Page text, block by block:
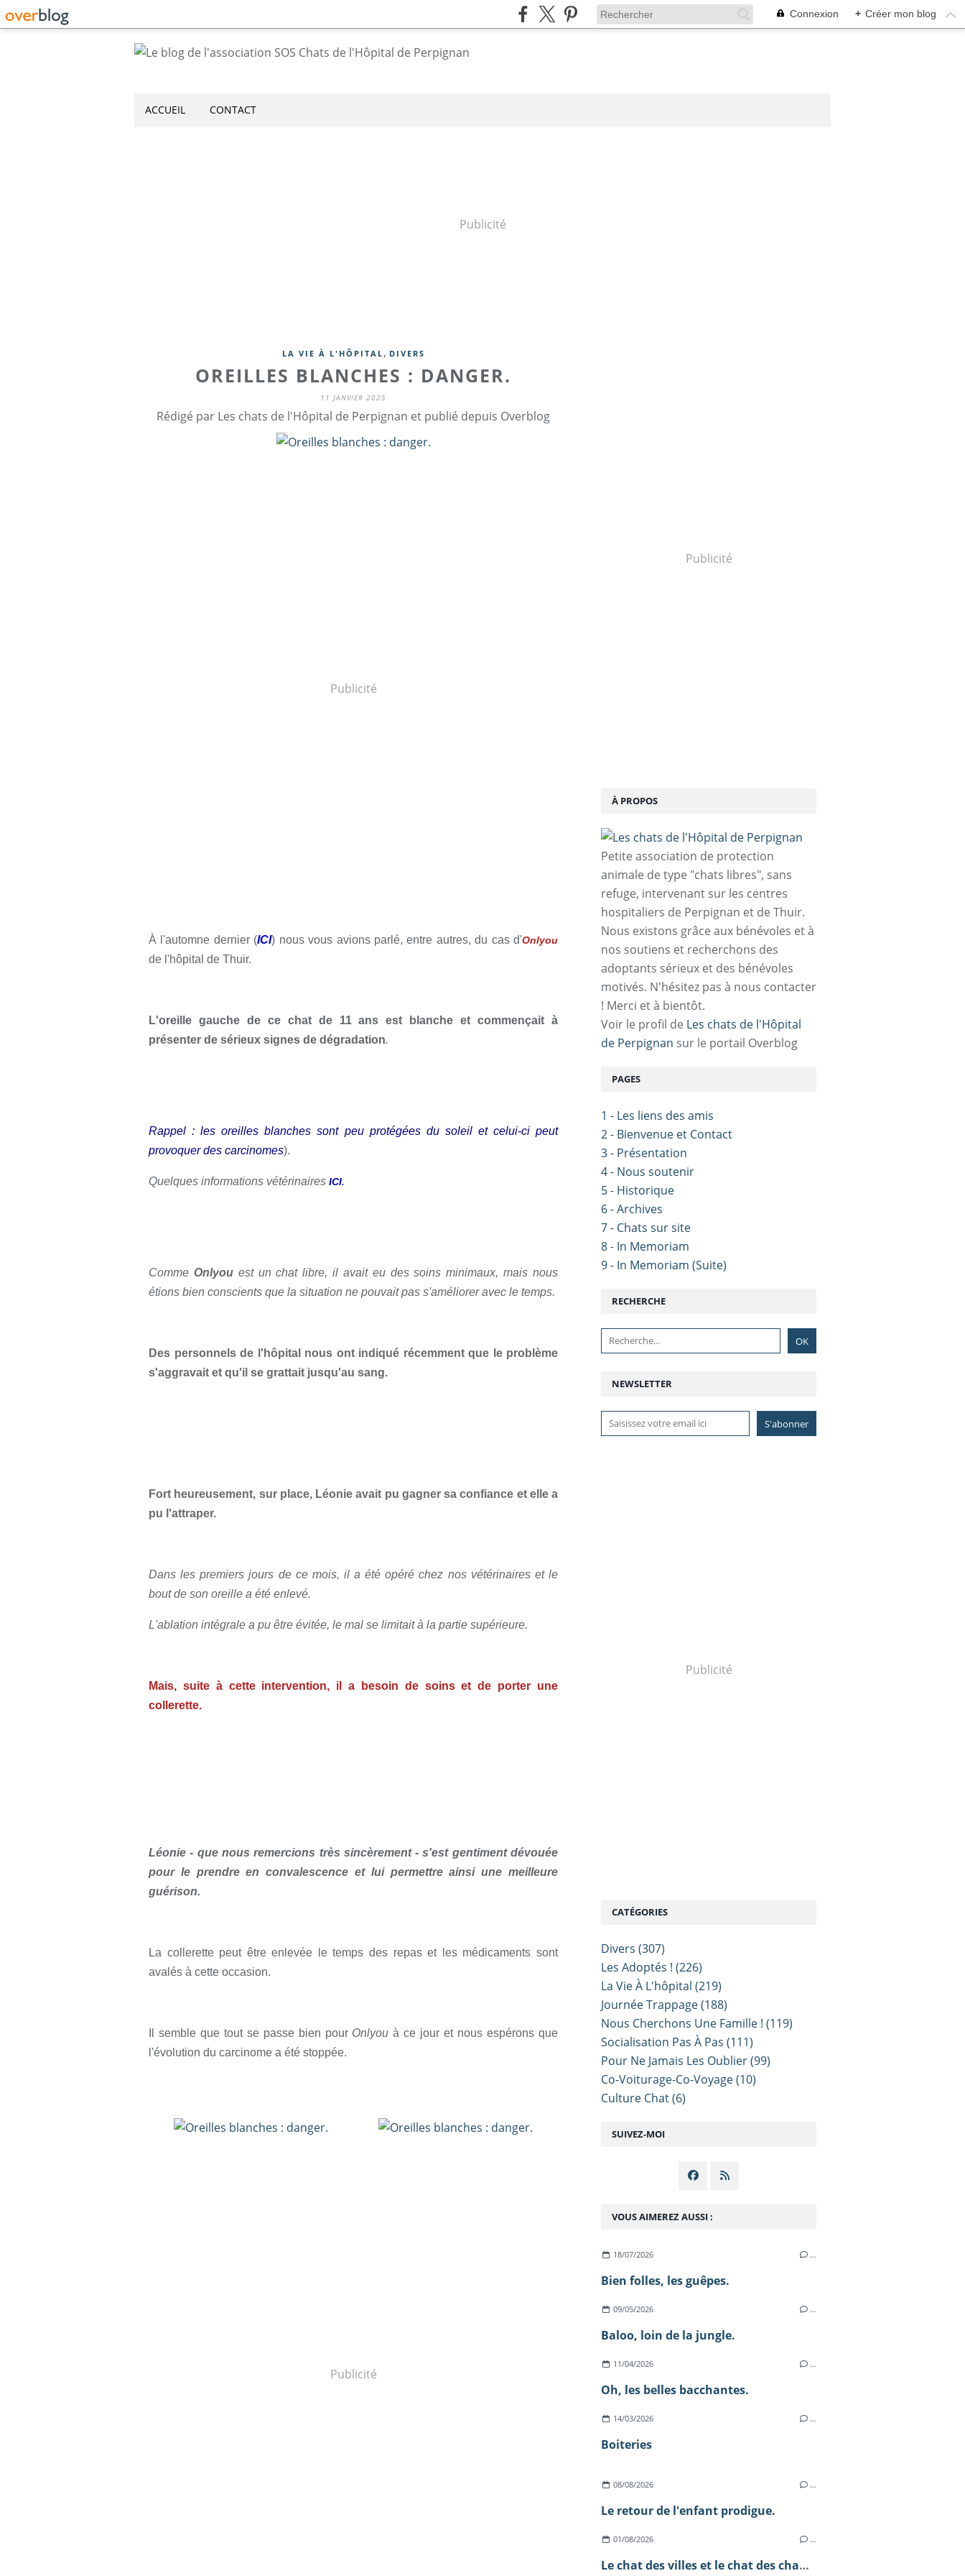
Connexion + Créer mon blog
ACCUEIL CONTACT
Publicité
LA VIE À L'HÔPITAL , DIVERS
OREILLES BLANCHES : DANGER.
11 JANVIER 2025
Rédigé par Les chats de l'Hôpital de Perpignan et publié depuis Overblog
Publicité
À l'automne dernier (ICI) nous vous avions parlé, entre autres, du cas d'Onlyou
de l'hôpital de Thuir.
L'oreille gauche de ce chat de 11 ans est blanche et commençait à
présenter de sérieux signes de dégradation.
Rappel : les oreilles blanches sont peu protégées du soleil et celui-ci peut
provoquer des carcinomes).
Quelques informations vétérinaires ICI.
Comme Onlyou est un chat libre, il avait eu des soins minimaux, mais nous
étions bien conscients que la situation ne pouvait pas s'améliorer avec le temps.
Des personnels de l'hôpital nous ont indiqué récemment que le problème
s'aggravait et qu'il se grattait jusqu'au sang.
Fort heureusement, sur place, Léonie avait pu gagner sa confiance et elle a
pu l'attraper.
Dans les premiers jours de ce mois, il a été opéré chez nos vétérinaires et le
bout de son oreille a été enlevé.
L'ablation intégrale a pu être évitée, le mal se limitait à la partie supérieure.
Mais, suite à cette intervention, il a besoin de soins et de porter une
collerette.
Léonie - que nous remercions très sincèrement - s'est gentiment dévouée
pour le prendre en convalescence et lui permettre ainsi une meilleure
guérison.
La collerette peut être enlevée le temps des repas et les médicaments sont
avalés à cette occasion.
Il semble que tout se passe bien pour Onlyouà ce jour et nous espérons que
l'évolution du carcinome a été stoppée.
Publicité
Publicité
NEWSLETTER
SUIVEZ-MOI
RECHERCHE
À PROPOS
Petite association de protection
animale de type "chats libres", sans
refuge, intervenant sur les centres
hospitaliers de Perpignan et de Thuir.
Nous existons grâce aux bénévoles et à
nos soutiens et recherchons des
adoptants sérieux et des bénévoles
motivés. N'hésitez pas à nous contacter
! Merci et à bientôt.
Voir le profil de Les chats de l'Hôpital
de Perpignan sur le portail Overblog
Publicité
VOUS AIMEREZ AUSSI :
18/07/2026 …
Bien folles, les guêpes.
09/05/2026 …
Baloo, loin de la jungle.
11/04/2026 …
Oh, les belles bacchantes.
14/03/2026 …
Boiteries
08/08/2026 …
Le retour de l'enfant prodigue.
01/08/2026 …
Le chat des villes et le chat des champs.
PAGES
1 - Les liens des amis
2 - Bienvenue et Contact
3 - Présentation
4 - Nous soutenir
5 - Historique
6 - Archives
7 - Chats sur site
8 - In Memoriam
9 - In Memoriam (Suite)
CATÉGORIES
Divers (307)
Les Adoptés ! (226)
La Vie À L'hôpital (219)
Journée Trappage(188)
Nous Cherchons Une Famille ! (119)
Socialisation Pas À Pas (111)
Pour Ne Jamais Les Oublier(99)
Co-Voiturage-Co-Voyage(10)
Culture Chat(6)